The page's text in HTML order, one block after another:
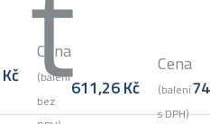
Kč
Cena
(balení
bez
611,26Kč
Cena
(balení
s DPH)